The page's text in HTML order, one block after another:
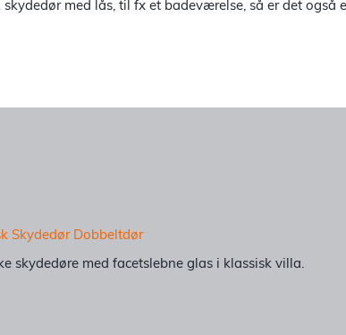
skydedør med lås, til fx et badeværelse, så er det også
skydedøre med facetslebne glas i klassisk villa.